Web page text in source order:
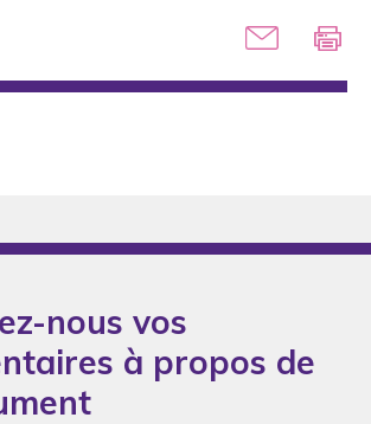
2012
2013
2014
nous vos
à propos de